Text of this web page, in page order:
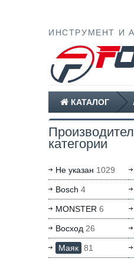
ИНСТРУМЕНТ И
КАТАЛОГ
категории
Не указан 1029
Bosch 4
MONSTER 6
Восход 26
Маяк 81